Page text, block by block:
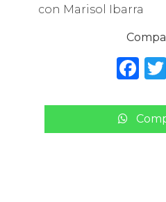
con Marisol Ibarra
F
c
e